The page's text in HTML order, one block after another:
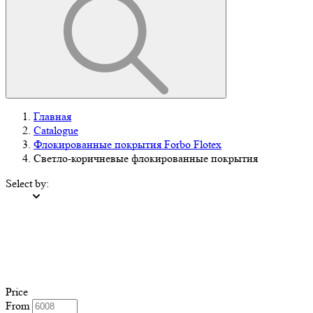
Главная
Catalogue
Флокированные покрытия Forbo Flotex
Светло-коричневые флокированные покрытия
Select by:
Price
From